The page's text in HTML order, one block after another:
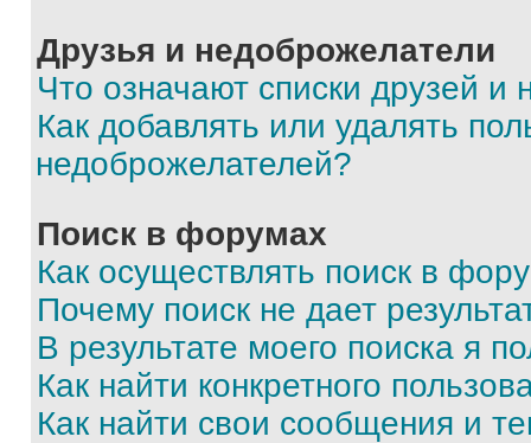
Друзья и недоброжелатели
Что означают списки друзей и
Как добавлять или удалять
недоброжелателей?
Поиск в форумах
Как осуществлять поиск в
Почему поиск не дает
В результате моего поиска я
Как найти конкретного
Как найти свои сообщения и